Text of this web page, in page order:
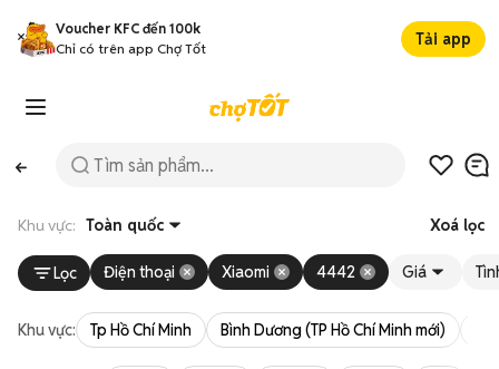
Voucher KFC đến 100k
Chỉ có trên app Chợ Tốt
Tải app
Khu vực: Toàn quốc Xoá lọc
Lọc Điện thoại Xiaomi 4442 Giá
Khu vực: Tp Hồ Chí Minh Bình Dương (TP Hồ Chí Minh mới)